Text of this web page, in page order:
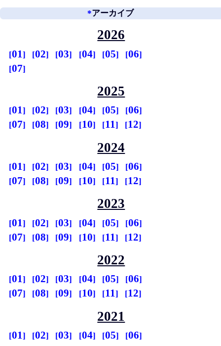
*アーカイブ
2026
01 02 03 04 05
06
07
2025
01 02 03 04 05
06
07
08 09 10 11 12
2024
01 02 03 04 05
06
07
08 09 10 11 12
2023
01 02 03 04 05
06
07
08 09 10 11 12
2022
01 02 03 04 05
06
07
08 09 10 11 12
2021
01 02 03 04 05
06